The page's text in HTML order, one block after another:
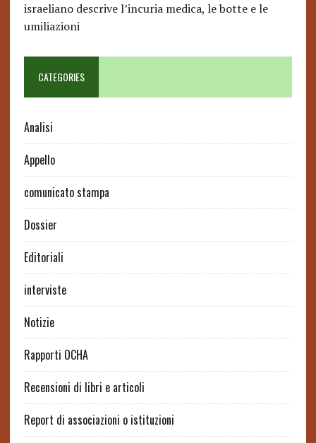
israeliano descrive l’incuria medica, le botte e le
umiliazioni
CATEGORIES
Analisi
Appello
comunicato stampa
Dossier
Editoriali
interviste
Notizie
Rapporti OCHA
Recensioni di libri e articoli
Report di associazioni o istituzioni